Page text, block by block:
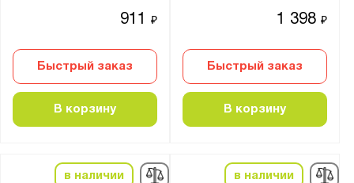
911₽
Быстрый заказ
В корзину
1 398₽
Быстрый заказ
В корзину
в наличии в наличии